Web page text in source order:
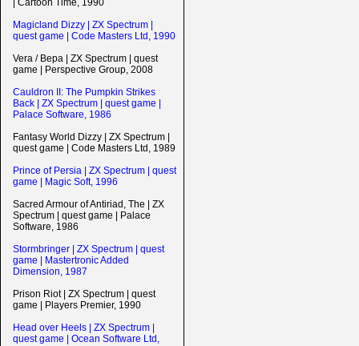
| Cartoon Time, 1990
Magicland Dizzy | ZX Spectrum |
quest game | Code Masters Ltd, 1990
Vera / Вера | ZX Spectrum | quest
game | Perspective Group, 2008
Cauldron II: The Pumpkin Strikes
Back | ZX Spectrum | quest game |
Palace Software, 1986
Fantasy World Dizzy | ZX Spectrum |
quest game | Code Masters Ltd, 1989
Prince of Persia | ZX Spectrum | quest
game | Magic Soft, 1996
Sacred Armour of Antiriad, The | ZX
Spectrum | quest game | Palace
Software, 1986
Stormbringer | ZX Spectrum | quest
game | Mastertronic Added
Dimension, 1987
Prison Riot | ZX Spectrum | quest
game | Players Premier, 1990
Head over Heels | ZX Spectrum |
quest game | Ocean Software Ltd,